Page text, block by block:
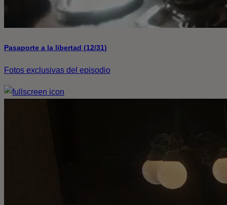
Pasaporte a la libertad (12/31)
Fotos exclusivas del episodio